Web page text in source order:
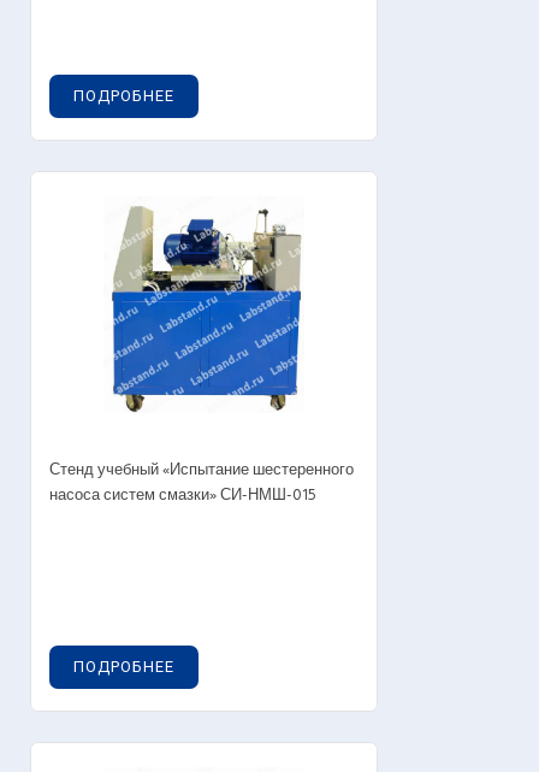
ПОДРОБНЕЕ
Стенд учебный «Испытание шестеренного
насоса систем смазки» СИ-НМШ-015
ПОДРОБНЕЕ